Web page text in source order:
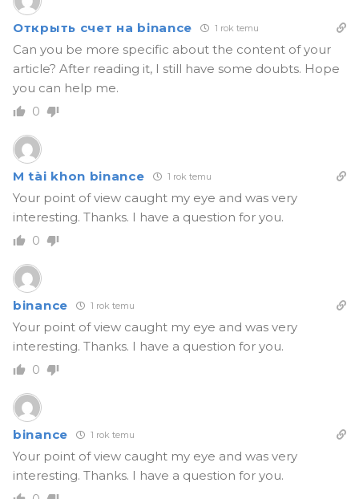
Открыть счет на binance 1 rok temu
Can you be more specific about the content of your
article? After reading it, I still have some doubts. Hope
you can help me.
0
M tài khon binance 1 rok temu
Your point of view caught my eye and was very
interesting. Thanks. I have a question for you.
0
binance 1 rok temu
Your point of view caught my eye and was very
interesting. Thanks. I have a question for you.
0
binance 1 rok temu
Your point of view caught my eye and was very
interesting. Thanks. I have a question for you.